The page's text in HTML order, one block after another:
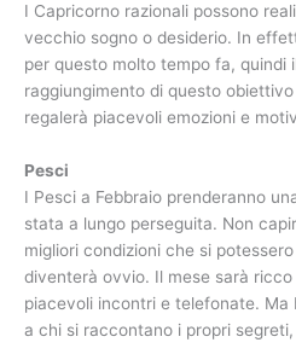
I Capricorno razionali possono
vecchio sogno o desiderio. In
per questo molto tempo fa, quindi
raggiungimento di questo
regalerà piacevoli emozioni e
Pesci
I Pesci a Febbraio prenderanno
stata a lungo perseguita. Non
migliori condizioni che si
diventerà ovvio. Il mese sarà
piacevoli incontri e telefonate.
a chi si raccontano i propri